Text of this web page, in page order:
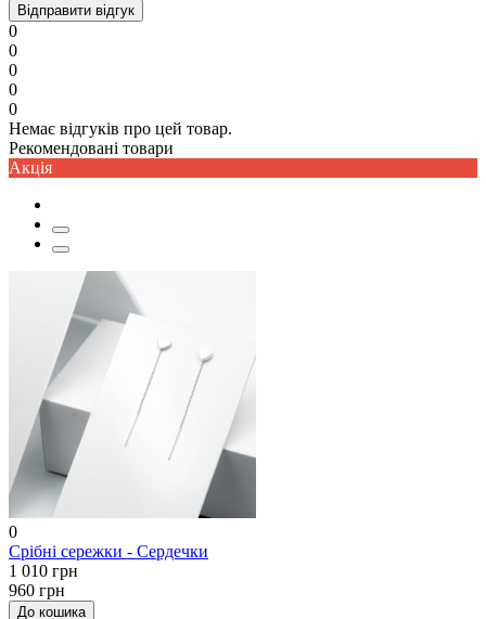
Відправити відгук
0
0
0
0
0
Немає відгуків про цей товар.
Рекомендовані товари
Акцiя
0
Срібні сережки - Сердечки
1 010 грн
960 грн
До кошика